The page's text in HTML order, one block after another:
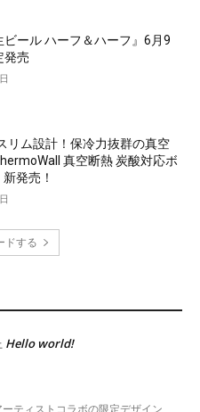
ビール ハーフ＆ハーフ』6月9
発売
リム設計！保冷力抜群の真空
真空断熱 炭酸対応ボ
発売！
ドする
Hello world!